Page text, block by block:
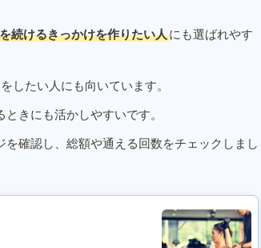
続けるきっかけを作りたい人にも選ばれやす
したい人にも向いています。
きにも活かしやすいです。
確認し、総額や通える回数をチェックしまし